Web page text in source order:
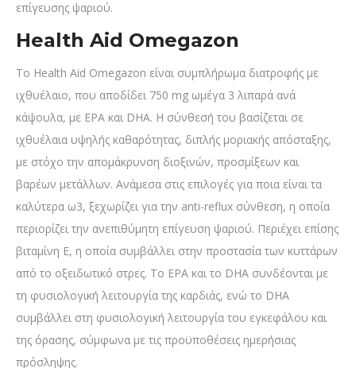
επίγευσης ψαριού.
Health Aid Omegazon
Το Health Aid Omegazon είναι συμπλήρωμα διατροφής με
ιχθυέλαιο, που αποδίδει 750 mg ωμέγα 3 λιπαρά ανά
κάψουλα, με EPA και DHA. Η σύνθεσή του βασίζεται σε
ιχθυέλαια υψηλής καθαρότητας, διπλής μοριακής απόσταξης,
με στόχο την απομάκρυνση διοξινών, προσμίξεων και
βαρέων μετάλλων. Ανάμεσα στις επιλογές για ποια είναι τα
καλύτερα ω3, ξεχωρίζει για την anti-reflux σύνθεση, η οποία
περιορίζει την ανεπιθύμητη επίγευση ψαριού. Περιέχει επίσης
βιταμίνη Ε, η οποία συμβάλλει στην προστασία των κυττάρων
από το οξειδωτικό στρες. Το EPA και το DHA συνδέονται με
τη φυσιολογική λειτουργία της καρδιάς, ενώ το DHA
συμβάλλει στη φυσιολογική λειτουργία του εγκεφάλου και
της όρασης, σύμφωνα με τις προϋποθέσεις ημερήσιας
πρόσληψης.